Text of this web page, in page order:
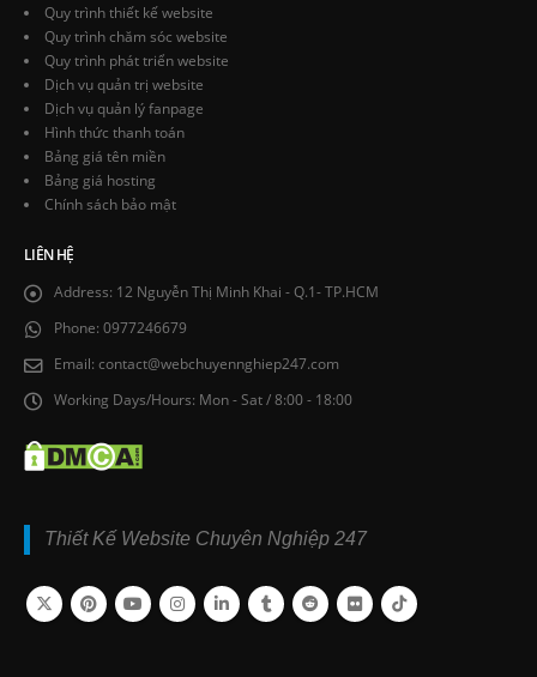
Quy trình thiết kế website
Quy trình chăm sóc website
Quy trình phát triển website
Dịch vụ quản trị website
Dịch vụ quản lý fanpage
Hình thức thanh toán
Bảng giá tên miền
Bảng giá hosting
Chính sách bảo mật
LIÊN HỆ
Address: 12 Nguyễn Thị Minh Khai - Q.1- TP.HCM
Phone: 0977246679
Email: contact@webchuyennghiep247.com
Working Days/Hours: Mon - Sat / 8:00 - 18:00
Thiết Kế Website Chuyên Nghiệp 247